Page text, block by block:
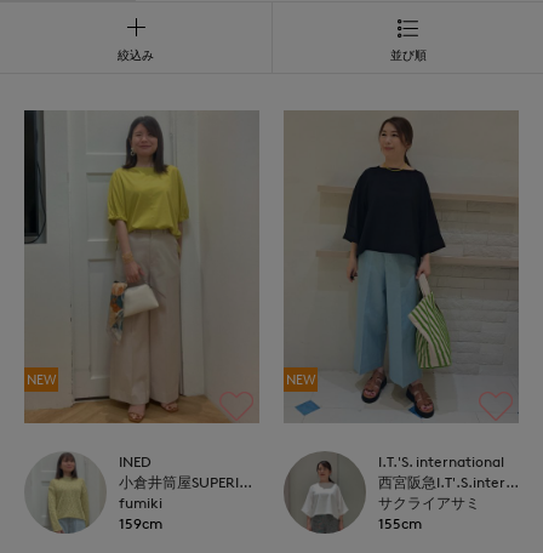
絞込み 並び順
NEW
INED
小倉井筒屋SUPERIOR CLOSET
fumiki
159cm
NEW
I.T.'S. international
西宮阪急I.T'.S.international
サクライアサミ
155cm